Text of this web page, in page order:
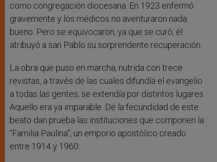
como congregación diocesana. En 1923 enfermó
gravemente y los médicos no aventuraron nada
bueno. Pero se equivocaron, ya que se curó; él
atribuyó a san Pablo su sorprendente recuperación.
La obra que puso en marcha, nutrida con trece
revistas, a través de las cuales difundía el evangelio
a todas las gentes, se extendía por distintos lugares.
Aquello era ya imparable. De la fecundidad de este
beato dan prueba las instituciones que componen la
“Familia Paulina”, un emporio apostólico creado
entre 1914 y 1960.